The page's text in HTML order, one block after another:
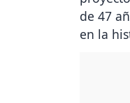
de 47
en la